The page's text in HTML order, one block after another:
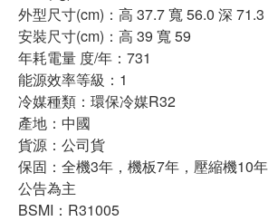
外型尺寸(cm)：高 37.7 寬 56.0 深 71.3
安裝尺寸(cm)：高 39 寬 59
年耗電量 度/年：731
能源效率等級：1
冷媒種類：環保冷媒R32
產地：中國
貨源：公司貨
保固：全機3年，機板7年，壓縮機10
公告為主
BSMI：R31005